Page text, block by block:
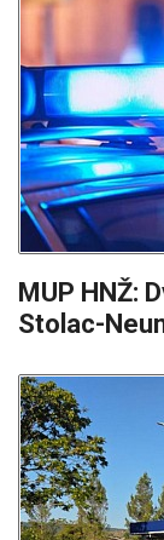
MUP HNŽ:
Stolac-